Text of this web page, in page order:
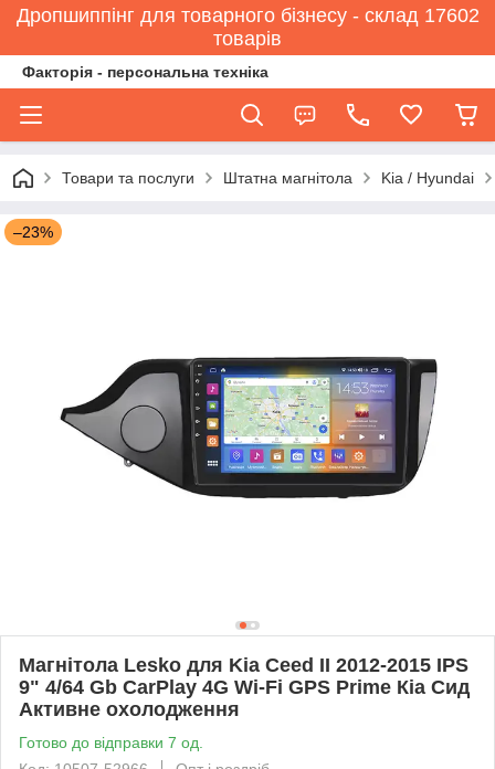
Дропшиппінг для товарного бізнесу - склад 17602
товарів
Факторія - персональна техніка
Товари та послуги Штатна магнітола Kia / Hyundai
–23%
Магнітола Lesko для Kia Ceed II 2012-2015 IPS
9" 4/64 Gb CarPlay 4G Wi-Fi GPS Prime Кіа Сид
Активне охолодження
Готово до відправки 7 од.